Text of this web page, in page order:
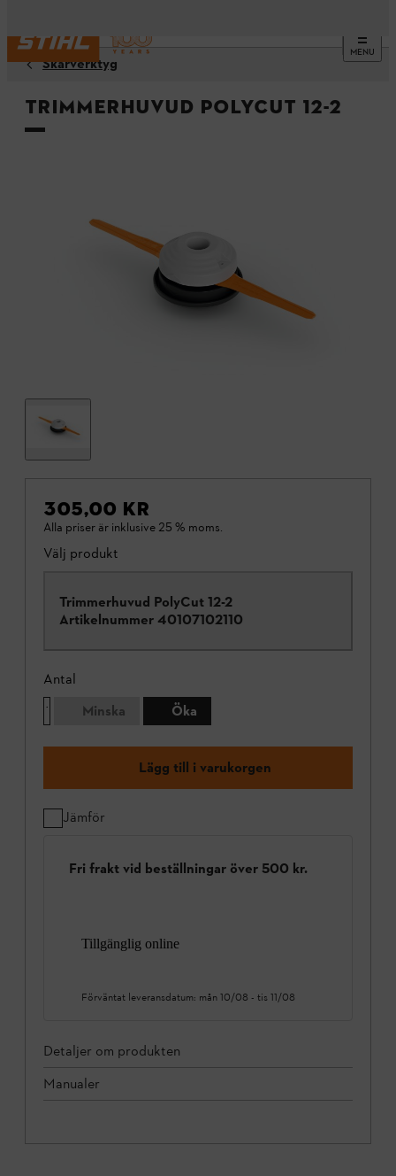
MENU
Skärverktyg
Trimmerhuvud PolyCut 12-2
305,00 KR
Alla priser är inklusive 25 % moms.
Välj produkt
Trimmerhuvud PolyCut 12-2
Artikelnummer 40107102110
Antal
Minska
Öka
Lägg till i varukorgen
Jämför
Fri frakt vid beställningar över 500 kr.
Tillgänglig online
Förväntat leveransdatum: mån 10/08 - tis 11/08
Detaljer om produkten
Manualer